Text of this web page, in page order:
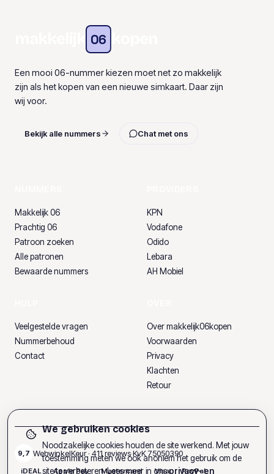
06
Een mooi 06-nummer kiezen moet net zo makkelijk
zijn als het kopen van een nieuwe simkaart. Daar zijn
wij voor.
Bekijk alle nummers Chat met ons
Makkelijk 06
Prachtig 06
Patroon zoeken
Alle patronen
Bewaarde nummers
KPN
Vodafone
Odido
Lebara
AH Mobiel
Veelgestelde vragen
Nummerbehoud
Contact
Over makkelijk06kopen
Voorwaarden
Privacy
Klachten
Retour
9,7 WebwinkelKeur · 411reviews·KvK75050390
iDEAL Apple Pay Mastercard Visa PayPal
We gebruiken cookies
Noodzakelijke cookies houden de site werkend. Met jouw
toestemming meten we ook anoniem het gebruik om de
site te verbeteren. Lees meer in onsprivacy- en